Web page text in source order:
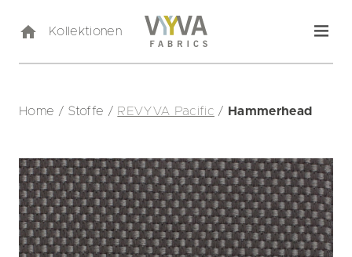
Kollektionen
Home / Stoffe / REVYVA Pacific / Hammerhead